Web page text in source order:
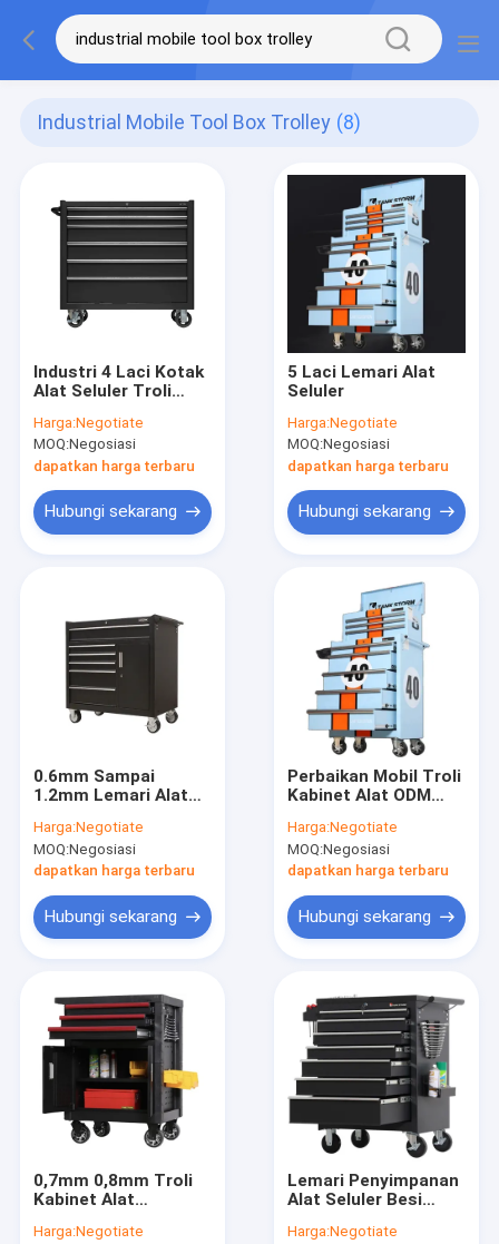
Industrial Mobile Tool Box Trolley (8)
Industri 4 Laci Kotak
Alat Seluler Troli
Harga:Negotiate
MOQ:Negosiasi
dapatkan harga terbaru
Hubungi sekarang
5 Laci Lemari Alat
Seluler
Harga:Negotiate
MOQ:Negosiasi
dapatkan harga terbaru
Hubungi sekarang
0.6mm Sampai
1.2mm Lemari Alat
Penyimpanan Baja
Tugas Berat ODM
Harga:Negotiate
MOQ:Negosiasi
dapatkan harga terbaru
Hubungi sekarang
Perbaikan Mobil Troli
Kabinet Alat ODM
Harga:Negotiate
MOQ:Negosiasi
dapatkan harga terbaru
Hubungi sekarang
0,7mm 0,8mm Troli
Kabinet Alat
Alat Seluler Meja
Harga:Negotiate
Lemari Penyimpanan
Alat Seluler Besi
10x23x50cm
Harga:Negotiate